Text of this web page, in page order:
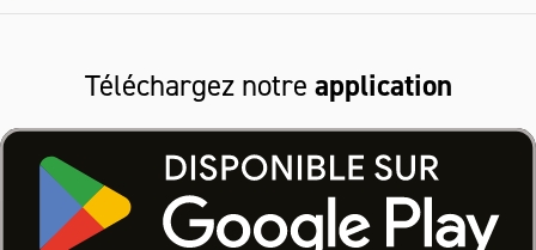
Téléchargez notre application